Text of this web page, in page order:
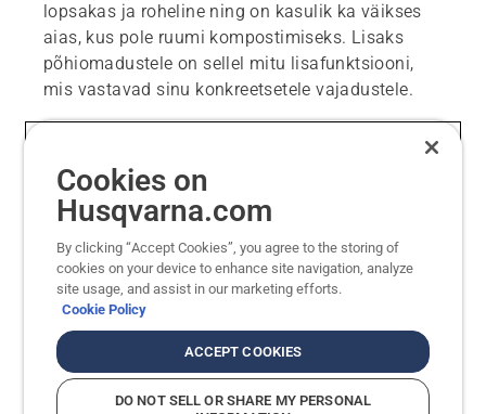
lopsakas ja roheline ning on kasulik ka väikses
aias, kus pole ruumi kompostimiseks. Lisaks
põhiomadustele on sellel mitu lisafunktsiooni,
mis vastavad sinu konkreetsetele vajadustele.
tähelepanu pöörata
Kaablivaba niitmine
Paindlikuks paigalduseks vaata meie
piirdekaabliteta robotniidukite tootevalikut. Loo
virtuaalpiire EPOS™-tehnoloogia abil, mis
võimaldab täielikult kohandatavat muruhooldust,
Cookies on
Husqvarna.com
By clicking “Accept Cookies”, you agree to the storing of
cookies on your device to enhance site navigation, analyze
site usage, and assist in our marketing efforts.
Cookie Policy
ACCEPT COOKIES
DO NOT SELL OR SHARE MY PERSONAL